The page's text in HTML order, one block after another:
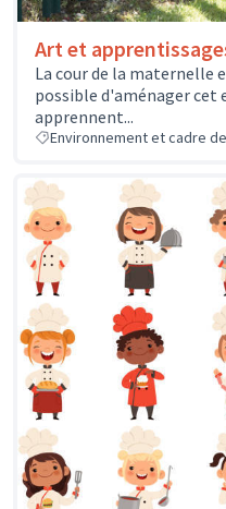
Art et
La cour de la maternelle
possible d'aménager cet
apprennent...
Environnement et cadre